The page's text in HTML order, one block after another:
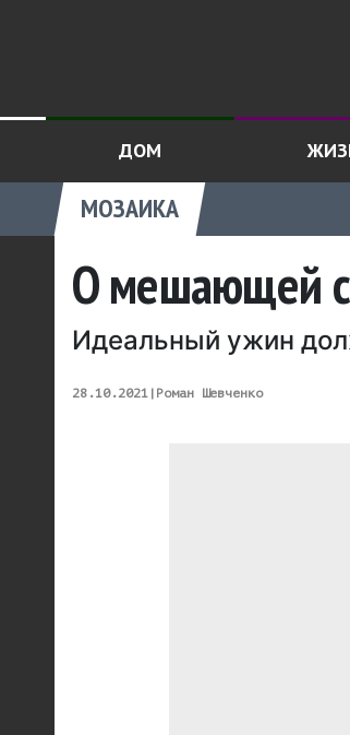
ДОМ
МОЗАИКА
О мешающей
Идеальный ужин
28.10.2021 | Роман Шевченко